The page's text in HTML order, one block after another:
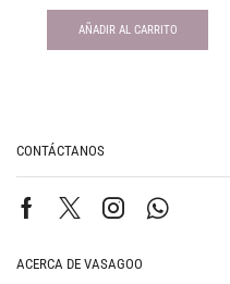
AÑADIR AL CARRITO
CONTÁCTANOS
ACERCA DE VASAGOO